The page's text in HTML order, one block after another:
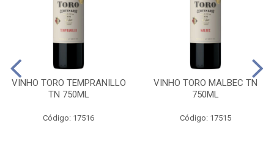
VINHO TORO TEMPRANILLO
TN 750ML
Código: 17516
VINHO TORO MALBEC TN
750ML
Código: 17515